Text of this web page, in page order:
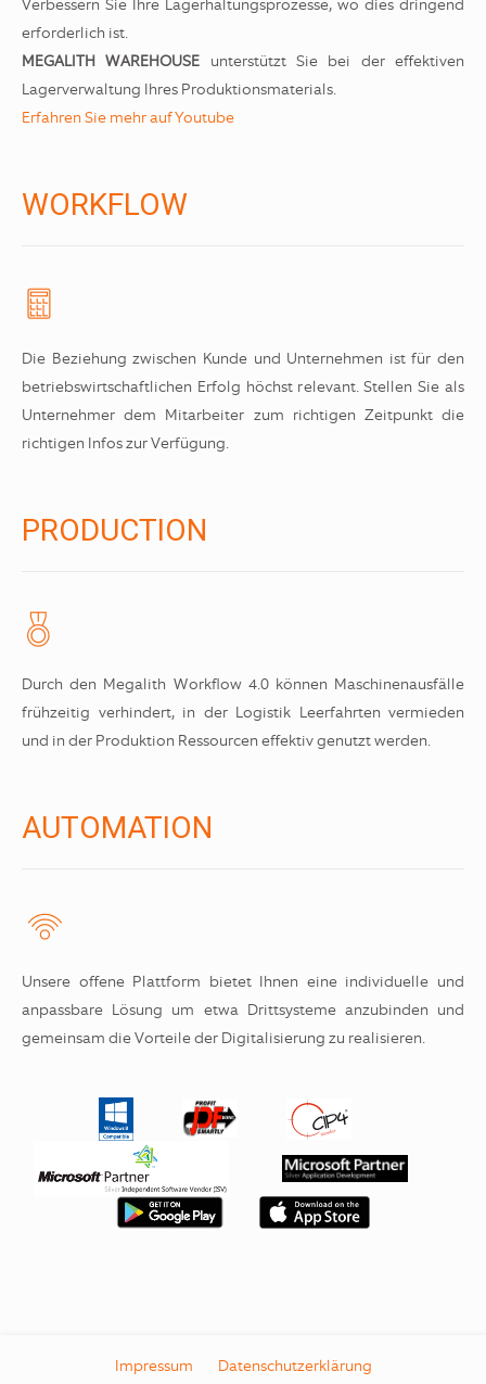
Verbessern Sie Ihre Lagerhaltungsprozesse, wo dies dringend
erforderlich ist.
MEGALITH WAREHOUSE unterstützt Sie bei der effektiven
Lagerverwaltung Ihres Produktionsmaterials.
Erfahren Sie mehr auf Youtube
WORKFLOW
Die Beziehung zwischen Kunde und Unternehmen ist für den
betriebswirtschaftlichen Erfolg höchst relevant. Stellen Sie als
Unternehmer dem Mitarbeiter zum richtigen Zeitpunkt die
richtigen Infos zur Verfügung.
PRODUCTION
Durch den Megalith Workflow 4.0 können Maschinenausfälle
frühzeitig verhindert, in der Logistik Leerfahrten vermieden
und in der Produktion Ressourcen effektiv genutzt werden.
AUTOMATION
Unsere offene Plattform bietet Ihnen eine individuelle und
anpassbare Lösung um etwa Drittsysteme anzubinden und
gemeinsam die Vorteile der Digitalisierung zu realisieren.
Impressum Datenschutzerklärung